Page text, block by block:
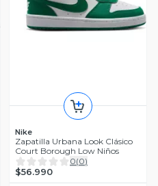
Nike
Zapatilla Urbana Look Clásico
Court Borough Low Niños
0(0)
$56.990